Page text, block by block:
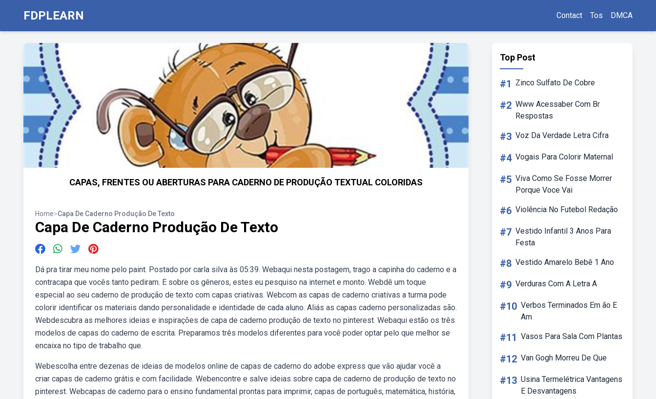
FDPLEARN Contact Tos DMCA
CAPAS, FRENTES OU ABERTURAS PARA CADERNO DE PRODUÇÃO TEXTUAL COLORIDAS
Home>Capa De Caderno Produção De Texto
Capa De Caderno Produção De Texto
Dá pra tirar meu nome pelo paint. Postado por carla silva às 05:39. Webaqui nesta postagem, trago a capinha do caderno e a
contracapa que vocês tanto pediram. E sobre os gêneros, estes eu pesquiso na internet e monto. Webdê um toque
especial ao seu caderno de produção de texto com capas criativas. Webcom as capas de caderno criativas a turma pode
colorir identificar os materiais dando personalidade e identidade de cada aluno. Aliás as capas caderno personalizadas são.
Webdescubra as melhores ideias e inspirações de capa de caderno produção de texto no pinterest. Webaqui estão os três
modelos de capas do caderno de escrita. Preparamos três modelos diferentes para você poder optar pelo que melhor se
encaixa no tipo de trabalho que.
Webescolha entre dezenas de ideias de modelos online de capas de caderno do adobe express que vão ajudar você a
criar capas de caderno grátis e com facilidade. Webencontre e salve ideias sobre capa de caderno de produção de texto no
pinterest. Webcapas de caderno para o ensino fundamental prontas para imprimir, capas de português, matemática, história,
Top Post
#1 Zinco Sulfato De Cobre
#2 Www Acessaber Com Br
Respostas
#3 Voz Da Verdade Letra Cifra
#4 Vogais Para Colorir Maternal
#5 Viva Como Se Fosse Morrer
Porque Voce Vai
#6 Violência No Futebol Redação
#7 Vestido Infantil 3 Anos Para
Festa
#8 Vestido Amarelo Bebê 1 Ano
#9 Verduras Com A Letra A
#10 Verbos Terminados Em ão E
Am
#11 Vasos Para Sala Com Plantas
#12 Van Gogh Morreu De Que
#13 Usina Termelétrica Vantagens
E Desvantagens